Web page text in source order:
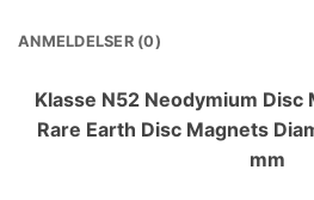
ANMELDELSER (0)
Klasse N52 Neodymium Disc
Rare Earth Disc Magnets
mm